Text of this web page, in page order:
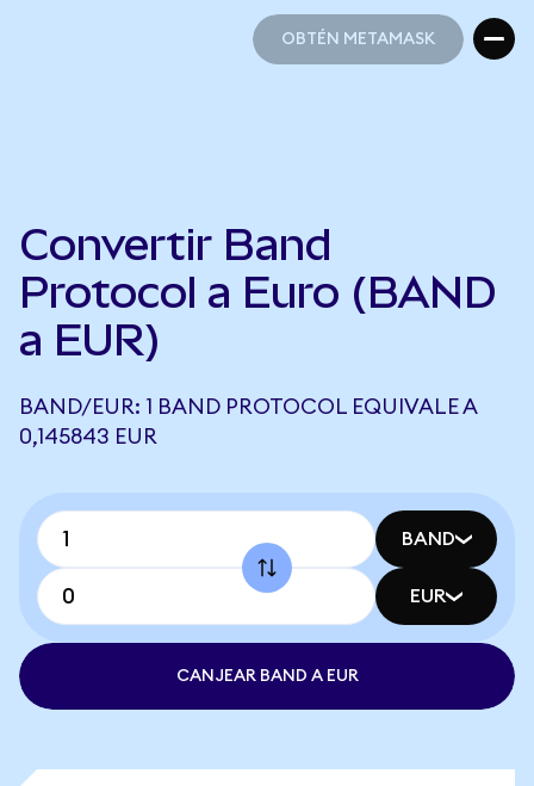
OBTÉN METAMASK
Convertir Band
Protocol a Euro (BAND
a EUR)
BAND/EUR: 1 BAND PROTOCOL EQUIVALE A
0,145843 EUR
BAND
EUR
CANJEAR BAND A EUR